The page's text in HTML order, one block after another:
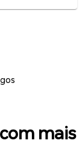
mais